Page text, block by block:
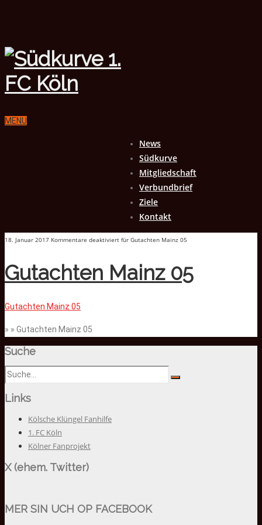
MENU
News
Südkurve
Mitgliedschaft
Verbundbrief
Ziele
Kontakt
18. Januar 2017 Kommentare deaktiviert für Gutachten Mainz 05
Gutachten Mainz 05
Gutachten Mainz 05
» » Gutachten Mainz 05
Suche
Links
Kölsche Klüngel Fanhilfe
1. FC Köln
Kölner Fanprojekt
X (ehem. Twitter)
MER SIN UCH OP FACEBOOK